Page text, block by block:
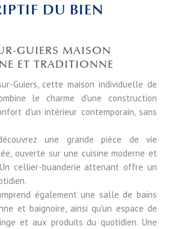
DU BIEN
GUIERS MAISON
ET TRADITIONNE
Guiers, cette maison individuelle de
le charme d'une construction
d'un intérieur contemporain, sans
une grande pièce de vie
ouverte sur une cuisine moderne et
cellier-buanderie attenant offre un
également une salle de bains
et baignoire, ainsi qu'un espace de
et aux produits du quotidien. Une